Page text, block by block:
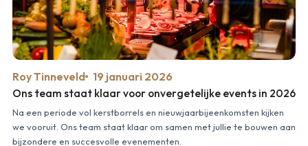
Roy Tinneveld 19 januari 2026
Ons team staat klaar voor onvergetelijke events in 2026
Na een periode vol kerstborrels en nieuwjaarbijeenkomsten kijken
we vooruit. Ons team staat klaar om samen met jullie te bouwen aan
bijzondere en succesvolle evenementen.